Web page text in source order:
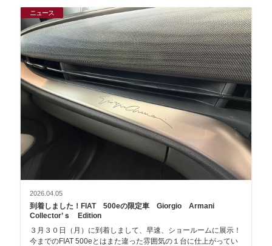
ニュース
2026.04.05
到着しました！FIAT 500eの限定車 Giorgio Armani
Collector’ｓ Edition
３月３０日（月）に到着しまして、早速、ショールームに展示！
今までのFIAT 500eとはまた違った雰囲気の１台に仕上がってい